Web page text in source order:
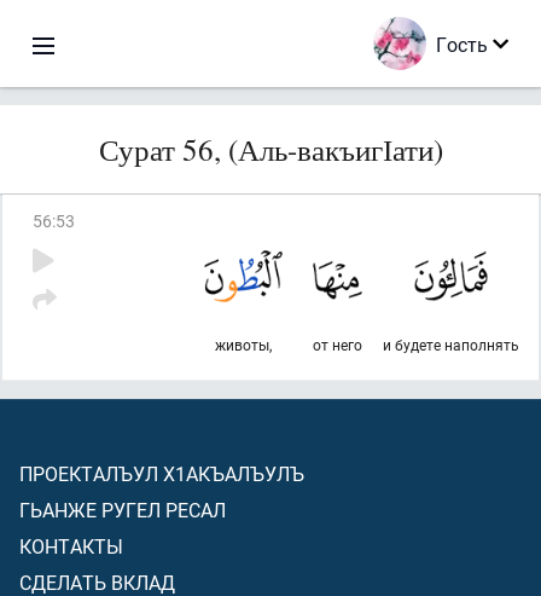
Гость
Сурат 56, (Аль-вакъигІати)
56:53
и будете наполнять
от него
животы,
ПРОЕКТАЛЪУЛ Х1АКЪАЛЪУЛЪ
ГЬАНЖЕ РУГЕЛ РЕСАЛ
КОНТАКТЫ
СДЕЛАТЬ ВКЛАД